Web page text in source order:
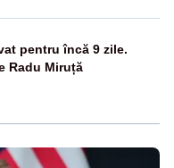
pentru încă 9 zile.
Radu Miruță